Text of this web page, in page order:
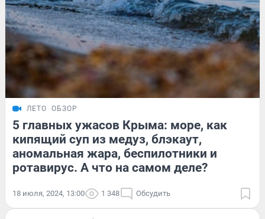
ЛЕТО ОБЗОР
5 главных ужасов Крыма: море, как
кипящий суп из медуз, блэкаут,
аномальная жара, беспилотники и
ротавирус. А что на самом деле?
18 июля, 2024, 13:00 1 348 Обсудить